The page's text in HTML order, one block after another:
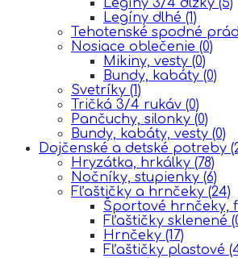
Legíny dlhé (1)
Tehotenské spodné
Nosiace oblečenie (0)
Mikiny, vesty (0)
Bundy, kabáty (0)
Svetríky (1)
Tričká 3/4 rukáv (0)
Pančuchy, silonky (0)
Bundy, kabáty, vesty (0)
Dojčenské a detské potreby
Hryzátka, hrkálky (78)
Nočníky, stupienky (6)
Fľaštičky a hrnčeky (24)
Športové hrnčeky,
Fľaštičky sklenené
Hrnčeky (17)
Fľaštičky plastové